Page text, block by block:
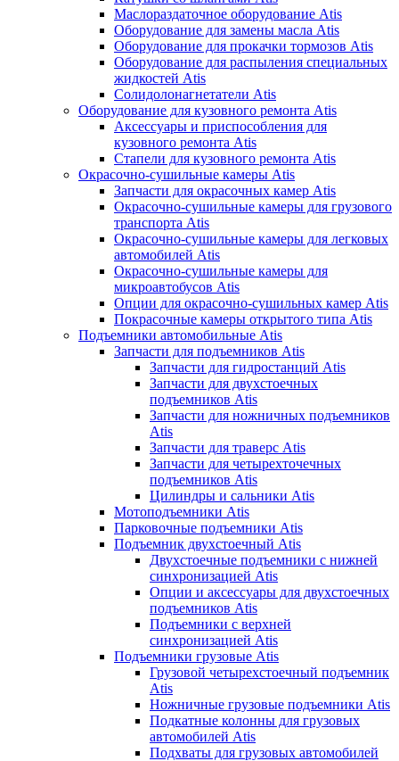
Маслораздаточное оборудование Atis
Оборудование для замены масла Atis
Оборудование для прокачки тормозов Atis
Оборудование для распыления специальных
жидкостей Atis
Солидолонагнетатели Atis
Оборудование для кузовного ремонта Atis
Аксессуары и приспособления для
кузовного ремонта Atis
Стапели для кузовного ремонта Atis
Окрасочно-сушильные камеры Atis
Запчасти для окрасочных камер Atis
Окрасочно-сушильные камеры для грузового
транспорта Atis
Окрасочно-сушильные камеры для легковых
автомобилей Atis
Окрасочно-сушильные камеры для
микроавтобусов Atis
Опции для окрасочно-сушильных камер Atis
Покрасочные камеры открытого типа Atis
Подъемники автомобильные Atis
Запчасти для подъемников Atis
Запчасти для гидростанций Atis
Запчасти для двухстоечных
подъемников Atis
Запчасти для ножничных подъемников
Atis
Запчасти для траверс Atis
Запчасти для четырехточечных
подъемников Atis
Цилиндры и сальники Atis
Мотоподъемники Atis
Парковочные подъемники Atis
Подъемник двухстоечный Atis
Двухстоечные подъемники с нижней
синхронизацией Atis
Опции и аксессуары для двухстоечных
подъемников Atis
Подъемники с верхней
синхронизацией Atis
Подъемники грузовые Atis
Грузовой четырехстоечный подъемник
Atis
Ножничные грузовые подъемники Atis
Подкатные колонны для грузовых
автомобилей Atis
Подхваты для грузовых автомобилей